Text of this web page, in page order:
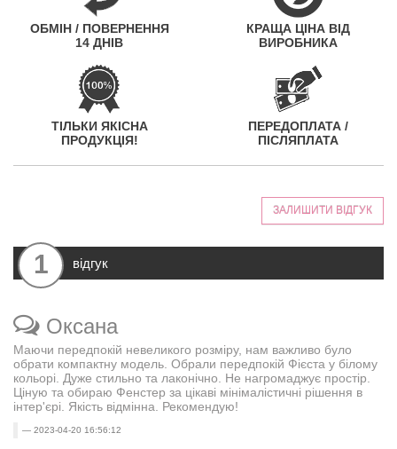
ОБМІН / ПОВЕРНЕННЯ
14 ДНІВ
КРАЩА ЦІНА ВІД
ВИРОБНИКА
ТІЛЬКИ ЯКІСНА
ПРОДУКЦІЯ!
ПЕРЕДОПЛАТА /
ПІСЛЯПЛАТА
ЗАЛИШИТИ ВІДГУК
1 відгук
Оксана
Маючи передпокій невеликого розміру, нам важливо було
обрати компактну модель. Обрали передпокій Фієста у білому
кольорі. Дуже стильно та лаконічно. Не нагромаджує простір.
Ціную та обираю Фенстер за цікаві мінімалістичні рішення в
інтер'єрі. Якість відмінна. Рекомендую!
2023-04-20 16:56:12